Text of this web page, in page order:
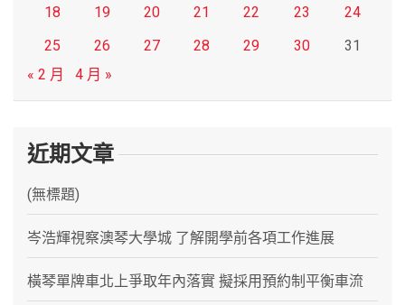
18 19 20 21 22 23
24
25
26 27 28 29 30
31
« 2 月
4 月 »
近期文章
(無標題)
岑浩輝視察澳琴大學城 了解開學前各項工作進展
橫琴單牌車北上爭取年內落實 擬採用預約制平衡車流